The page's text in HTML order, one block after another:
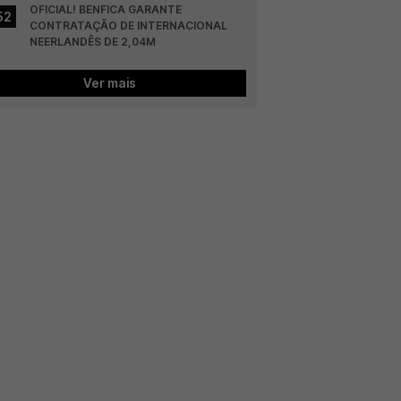
OFICIAL! BENFICA GARANTE
CONTRATAÇÃO DE INTERNACIONAL
NEERLANDÊS DE 2,04M
Ver mais